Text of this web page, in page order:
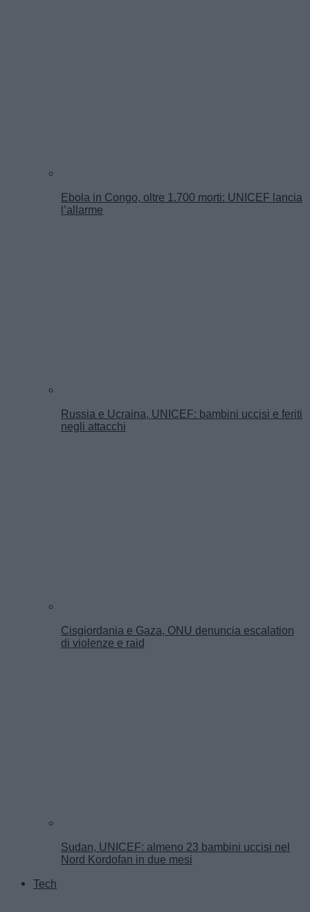
Ebola in Congo, oltre 1.700 morti: UNICEF lancia
l’allarme
Russia e Ucraina, UNICEF: bambini uccisi e feriti
negli attacchi
Cisgiordania e Gaza, ONU denuncia escalation
di violenze e raid
Sudan, UNICEF: almeno 23 bambini uccisi nel
Nord Kordofan in due mesi
Tech